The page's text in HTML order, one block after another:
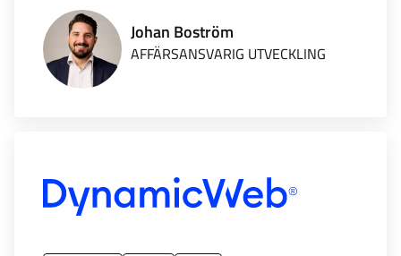
Johan Boström
AFFÄRSANSVARIG UTVECKLING